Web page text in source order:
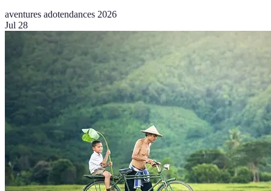
aventures adotendances 2026
Jul 28